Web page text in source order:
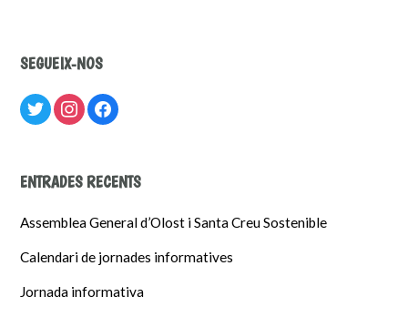
SEGUEIX-NOS
twitterinstagram
facebook
ENTRADES RECENTS
Assemblea General d’Olost i Santa Creu Sostenible
Calendari de jornades informatives
Jornada informativa